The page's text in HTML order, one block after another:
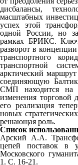
дисбалансы,
масштабных
успех этой
одной России, но
рамках БРИКС.
разворот в
транспортного
транспортной
арктический
соединяющую
СМП находится на
изменения торговой
его реализация
новых
решающая роль.
Список
Арский А.А.
цепей поставок в
Московского
1. С. 16-21.